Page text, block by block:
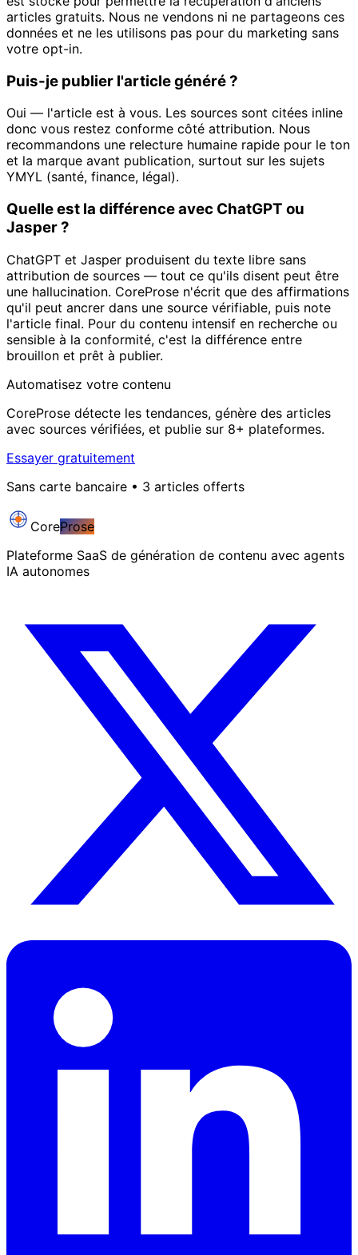
articles gratuits. Nous ne vendons ni ne partageons ces
données et ne les utilisons pas pour du marketing sans
votre opt-in.
Puis-je publier l'article généré ?
Oui — l'article est à vous. Les sources sont citées inline
donc vous restez conforme côté attribution. Nous
recommandons une relecture humaine rapide pour le ton
et la marque avant publication, surtout sur les sujets
YMYL (santé, finance, légal).
Quelle est la différence avec ChatGPT ou
Jasper ?
ChatGPT et Jasper produisent du texte libre sans
attribution de sources — tout ce qu'ils disent peut être
une hallucination. CoreProse n'écrit que des affirmations
qu'il peut ancrer dans une source vérifiable, puis note
l'article final. Pour du contenu intensif en recherche ou
sensible à la conformité, c'est la différence entre
brouillon et prêt à publier.
Automatisez votre contenu
CoreProse détecte les tendances, génère des articles
avec sources vérifiées, et publie sur 8+ plateformes.
Essayer gratuitement
Sans carte bancaire • 3 articles offerts
CoreProse
Plateforme SaaS de génération de contenu avec agents
IA autonomes